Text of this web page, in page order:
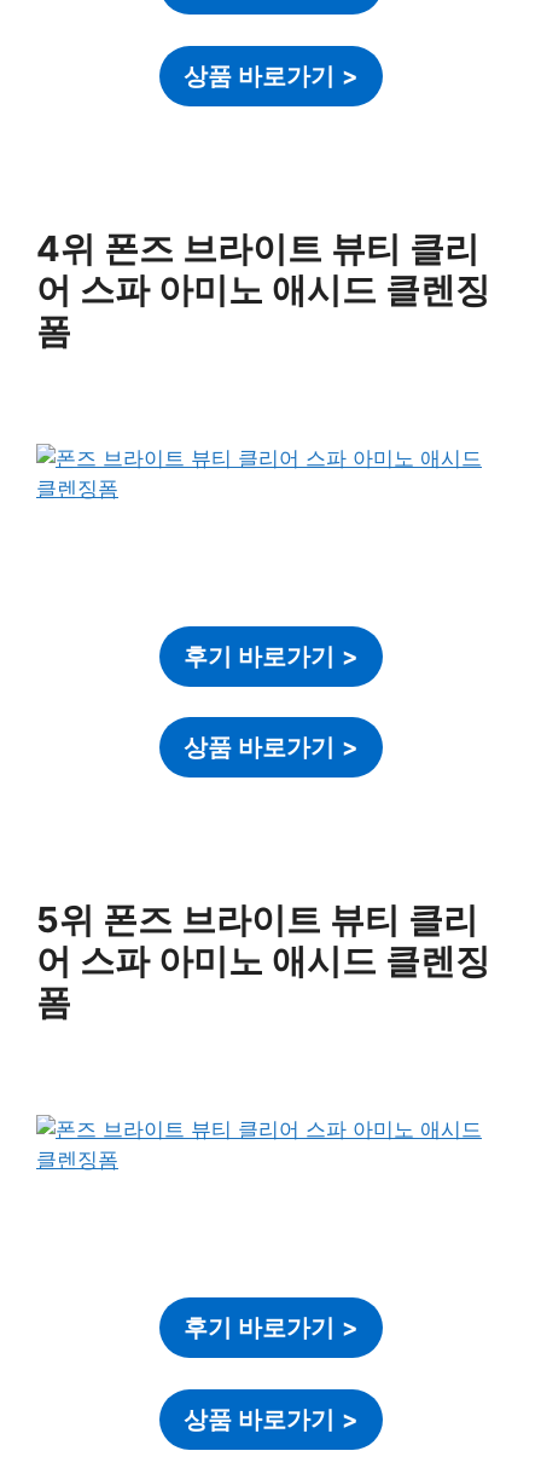
상품 바로가기 >
4위 폰즈 브라이트 뷰티 클리
어 스파 아미노 애시드 클렌징
폼
후기 바로가기 >
상품 바로가기 >
5위 폰즈 브라이트 뷰티 클리
어 스파 아미노 애시드 클렌징
폼
후기 바로가기 >
상품 바로가기 >